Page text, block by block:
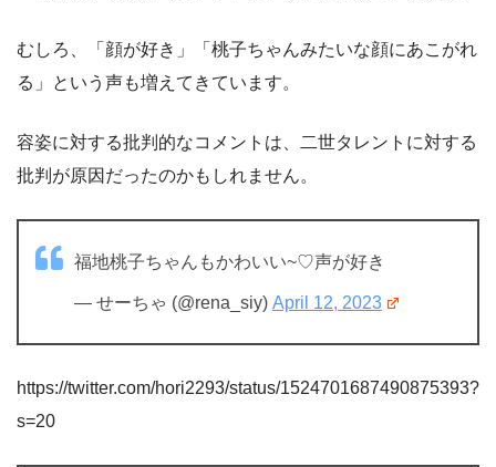
むしろ、「顔が好き」「桃子ちゃんみたいな顔にあこがれ
る」という声も増えてきています。
容姿に対する批判的なコメントは、二世タレントに対する
批判が原因だったのかもしれません。
福地桃子ちゃんもかわいい~♡声が好き
— せーちゃ (@rena_siy) April 12, 2023
https://twitter.com/hori2293/status/1524701687490875393?
s=20